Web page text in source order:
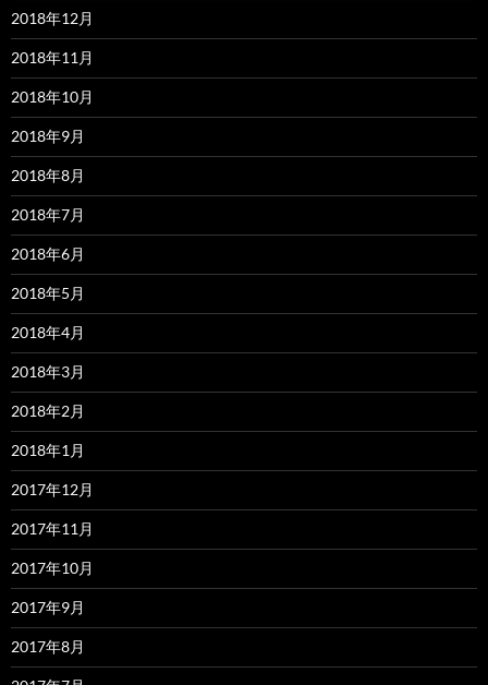
2018年12月
2018年11月
2018年10月
2018年9月
2018年8月
2018年7月
2018年6月
2018年5月
2018年4月
2018年3月
2018年2月
2018年1月
2017年12月
2017年11月
2017年10月
2017年9月
2017年8月